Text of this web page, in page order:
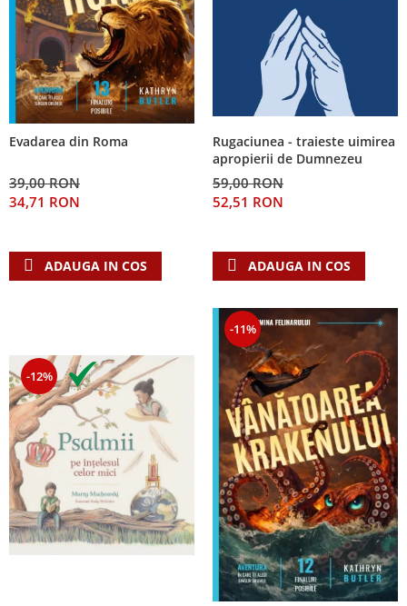
Evadarea din Roma
39,00 RON
34,71 RON
ADAUGA IN COS
Rugaciunea - traieste uimirea
apropierii de Dumnezeu
59,00 RON
52,51 RON
ADAUGA IN COS
-12%
-11%